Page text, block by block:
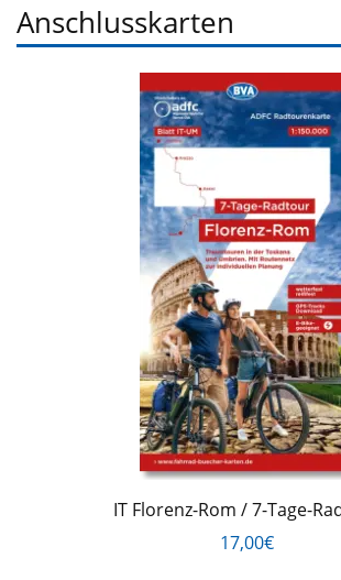
Anschlusskarten
IT Florenz-Rom / 7-Tage-
17,00€